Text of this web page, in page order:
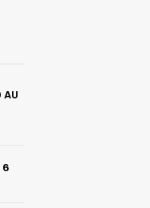
AU
6